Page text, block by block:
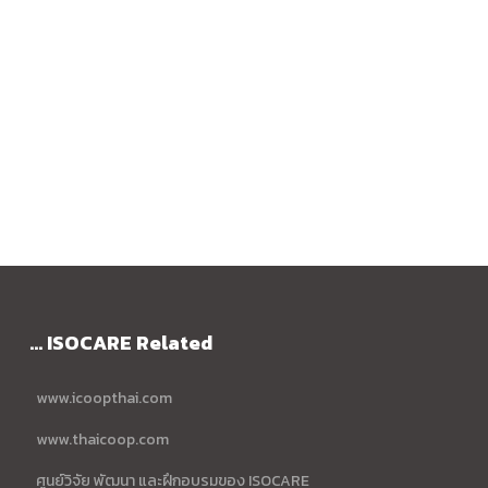
... ISOCARE Related
www.icoopthai.com
www.thaicoop.com
ศูนย์วิจัย พัฒนา และฝึกอบรมของ ISOCARE